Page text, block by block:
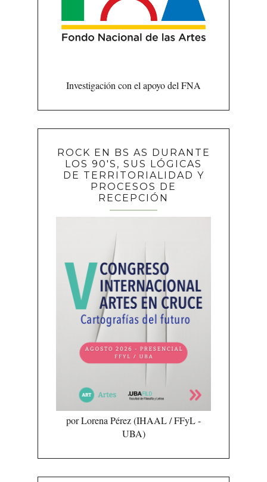
Investigación con el apoyo del FNA
ROCK EN BS AS DURANTE
LOS 90'S, SUS LÓGICAS
DE TERRITORIALIDAD Y
PROCESOS DE
RECEPCIÓN
por Lorena Pérez (IHAAL / FFyL -
UBA)